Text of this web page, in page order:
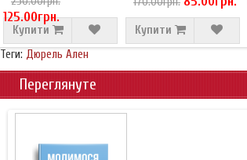
125.00грн.
Купити Купити
Теги: Дюрель Ален
Переглянуте